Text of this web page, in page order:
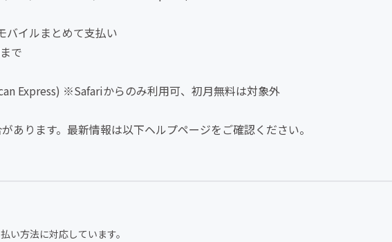
バイルまとめて支払い
で
Express) ※Safariからのみ利用可、初月無料は対象外
あります。最新情報は以下ヘルプページをご確認ください。
い方法に対応しています。